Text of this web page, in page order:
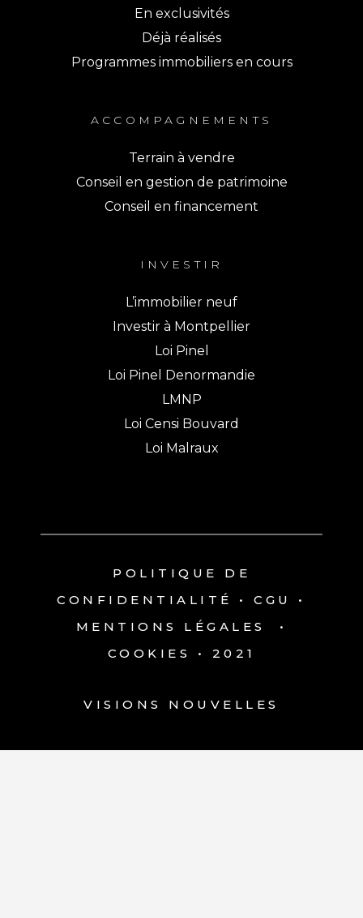
En exclusivités
Déjà réalisés
Programmes immobiliers en cours
ACCOMPAGNEMENTS
Terrain à vendre
Conseil en gestion de patrimoine
Conseil en financement
INVESTIR
L’immobilier neuf
Investir à Montpellier
Loi Pinel
Loi Pinel Denormandie
LMNP
Loi Censi Bouvard
Loi Malraux
POLITIQUE DE
CONFIDENTIALITÉ
•CGU
•
MENTIONS LÉGALES
•
COOKIES
• 2021
VISIONS NOUVELLES